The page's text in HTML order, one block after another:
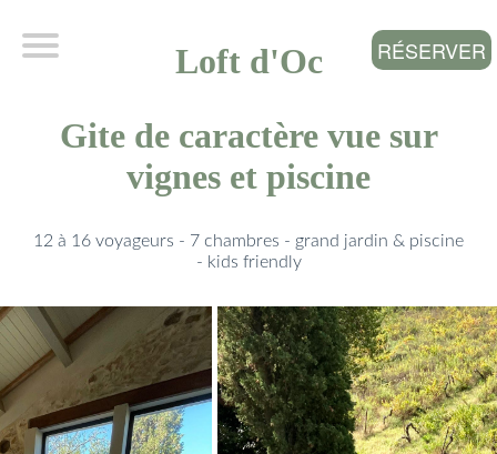
Loft d'Oc RÉSERVER
Gite de caractère vue sur
vignes et piscine
12 à 16 voyageurs - 7 chambres - grand jardin & piscine
- kids friendly